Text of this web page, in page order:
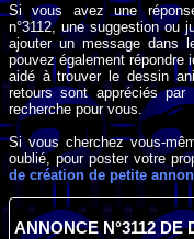
Si vous avez une
n°3112, une suggestion ou
ajouter un message dans
pouvez également répondre
aidé à trouver le dessin
retours sont appréciés
recherche pour vous.
Si vous cherchez vous-
oublié, pour poster votre
de création de petite
ANNONCE N°3112 DE